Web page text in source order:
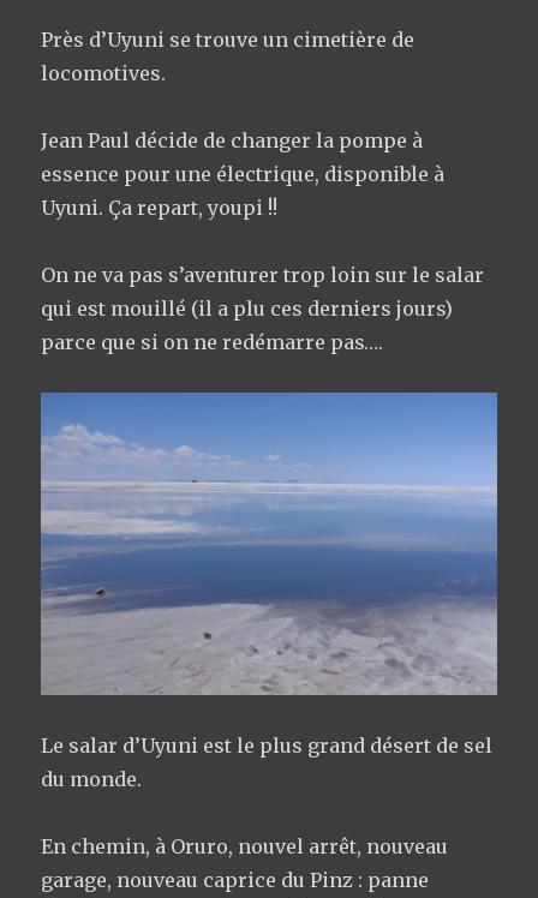
Près d’Uyuni se trouve un cimetière de
locomotives.
Jean Paul décide de changer la pompe à
essence pour une électrique, disponible à
Uyuni. Ça repart, youpi !!
On ne va pas s’aventurer trop loin sur le salar
qui est mouillé (il a plu ces derniers jours)
parce que si on ne redémarre pas….
Le salar d’Uyuni est le plus grand désert de sel
du monde.
En chemin, à Oruro, nouvel arrêt, nouveau
garage, nouveau caprice du Pinz : panne